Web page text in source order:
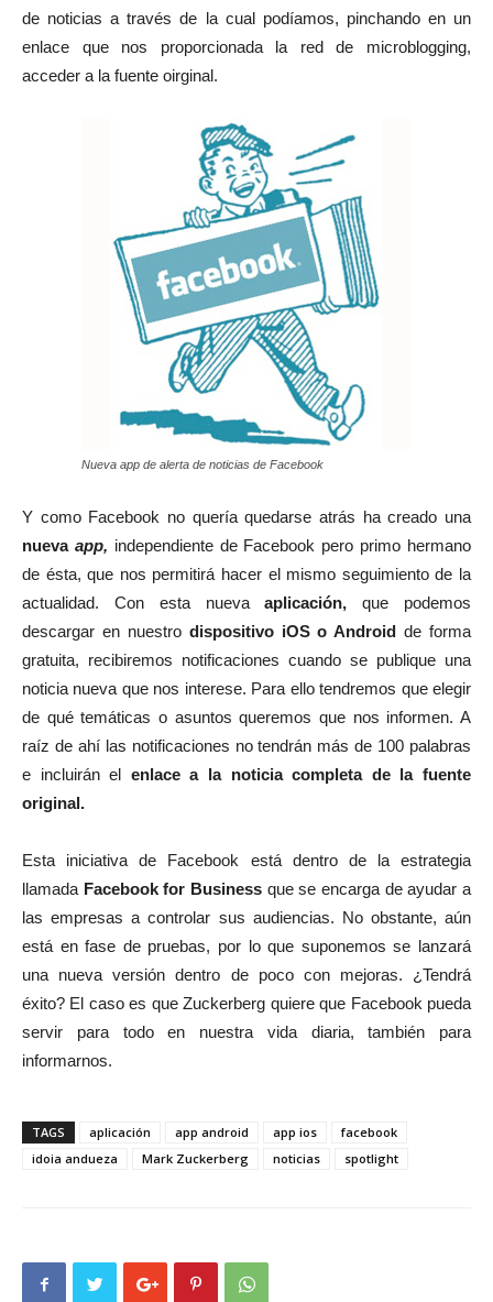
de noticias a través de la cual podíamos, pinchando en un
enlace que nos proporcionada la red de microblogging,
acceder a la fuente oirginal.
Nueva app de alerta de noticias de Facebook
Y como Facebook no quería quedarse atrás ha creado una
nueva app, independiente de Facebook pero primo hermano
de ésta, que nos permitirá hacer el mismo seguimiento de la
actualidad. Con esta nuevaaplicación, que podemos
descargar en nuestro dispositivo iOS o Android de forma
gratuita, recibiremos notificaciones cuando se publique una
noticia nueva que nos interese. Para ello tendremos que elegir
de qué temáticas o asuntos queremos que nos informen. A
raíz de ahí las notificaciones no tendrán más de 100 palabras
e incluirán el enlace a la noticia completa de la fuente
original.
Esta iniciativa de Facebook está dentro de la estrategia
llamada Facebook for Business que se encarga de ayudar a
las empresas a controlar sus audiencias. No obstante, aún
está en fase de pruebas, por lo que suponemos se lanzará
una nueva versión dentro de poco con mejoras. ¿Tendrá
éxito? El caso es que Zuckerberg quiere que Facebook pueda
servir para todo en nuestra vida diaria, también para
informarnos.
TAGS aplicación app android app ios
facebook
idoia andueza
Mark Zuckerberg noticias spotlight